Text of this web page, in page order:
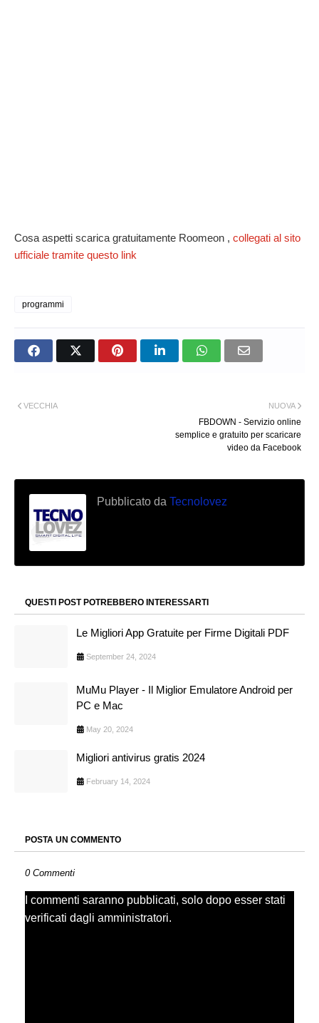
Cosa aspetti scarica gratuitamente Roomeon , collegati al sito
ufficiale tramite questo link
programmi
NUOVA
FBDOWN - Servizio online
semplice e gratuito per scaricare
video da Facebook
VECCHIA
Pubblicato da Tecnolovez
QUESTI POST POTREBBERO INTERESSARTI
Le Migliori App Gratuite per Firme Digitali PDF
September 24, 2024
MuMu Player - Il Miglior Emulatore Android per
PC e Mac
May 20, 2024
Migliori antivirus gratis 2024
February 14, 2024
POSTA UN COMMENTO
0 Commenti
I commenti saranno pubblicati, solo dopo esser stati
verificati dagli amministratori.